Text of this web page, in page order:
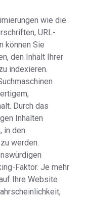
wie die
URL-
können Sie
den Inhalt Ihrer
indexieren.
Durch das
Inhalten
in den
werden.
Faktor. Je mehr
Ihre Website